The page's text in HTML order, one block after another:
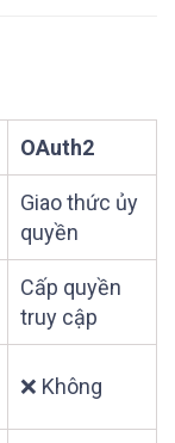
OAuth2
Giao thức ủy
quyền
Cấp quyền
truy cập
❌ Không